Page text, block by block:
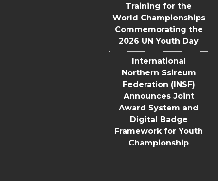
Training for the
World Championships
Commemorating the
2026 UN Youth Day
International
Northern Ssireum
Federation (INSF)
Announces Joint
Award System and
Digital Badge
Framework for Youth
Championship